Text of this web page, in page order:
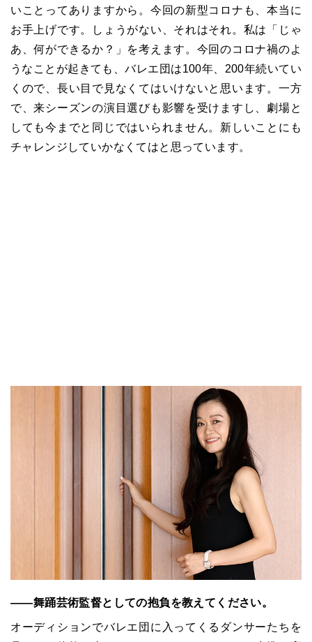
いことってありますから。今回の新型コロナも、本当に
お手上げです。しょうがない、それはそれ。私は「じゃ
あ、何ができるか？」を考えます。今回のコロナ禍のよ
うなことが起きても、バレエ団は100年、 200年続いてい
くので、長い目で見なくてはいけないと思います。一方
で、来シーズンの演目選びも影響を受けますし、劇場と
しても今までと同じではいられません。新しいことにも
チャレンジしていかなくてはと思っています。
――舞踊芸術監督としての抱負を教えてください。
オーディションでバレエ団に入ってくるダンサーたちを